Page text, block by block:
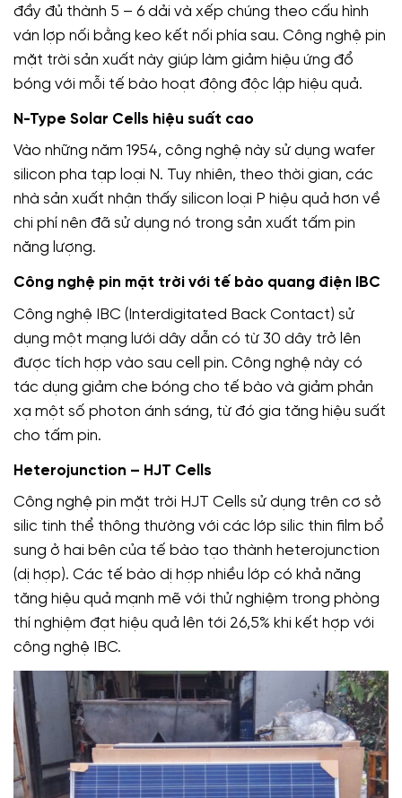
đầy đủ thành 5 – 6 dải và xếp chúng theo cấu hình
ván lợp nối bằng keo kết nối phía sau. Công nghệ pin
mặt trời sản xuất này giúp làm giảm hiệu ứng đổ
bóng với mỗi tế bào hoạt động độc lập hiệu quả.
N-Type Solar Cells hiệu suất cao
Vào những năm 1954, công nghệ này sử dụng wafer
silicon pha tạp loại N. Tuy nhiên, theo thời gian, các
nhà sản xuất nhận thấy silicon loại P hiệu quả hơn về
chi phí nên đã sử dụng nó trong sản xuất tấm pin
năng lượng.
Công nghệ pin mặt trời với tế bào quang điện IBC
Công nghệ IBC (Interdigitated Back Contact) sử
dụng một mạng lưới dây dẫn có từ 30 dây trở lên
được tích hợp vào sau cell pin. Công nghệ này có
tác dụng giảm che bóng cho tế bào và giảm phản
xạ một số photon ánh sáng, từ đó gia tăng hiệu suất
cho tấm pin.
Heterojunction – HJT Cells
Công nghệ pin mặt trời HJT Cells sử dụng trên cơ sở
silic tinh thể thông thường với các lớp silic thin film bổ
sung ở hai bên của tế bào tạo thành heterojunction
(dị hợp). Các tế bào dị hợp nhiều lớp có khả năng
tăng hiệu quả mạnh mẽ với thử nghiệm trong phòng
thí nghiệm đạt hiệu quả lên tới 26,5% khi kết hợp với
công nghệ IBC.